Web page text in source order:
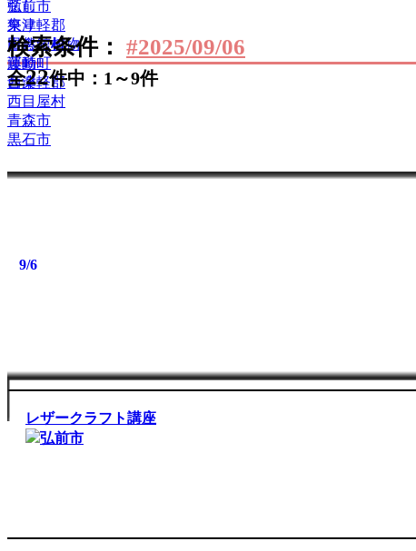
癒し
祭り
自然・植物
運動
音楽
弘前市
東津軽郡
田舎館村
藤崎町
西津軽郡
西目屋村
青森市
黒石市
検索条件： #2025/09/06
全22件中：1～9件
9/6
HIROSAKI-MOVIE NIGHTS- AT GREEN PARK
9/6
レザークラフト講座
弘前市
9/6
9/6
9/6
9/6
9/6
9/6
9/6